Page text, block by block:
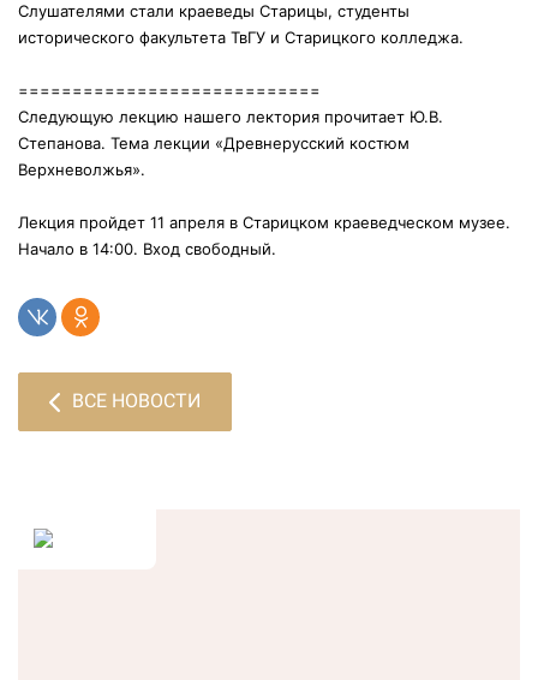
Слушателями стали краеведы Старицы, студенты
исторического факультета ТвГУ и Старицкого колледжа.
============================
Следующую лекцию нашего лектория прочитает Ю.В.
Степанова. Тема лекции «Древнерусский костюм
Верхневолжья».
Лекция пройдет 11 апреля в Старицком краеведческом музее.
Начало в 14:00. Вход свободный.
ВСЕ НОВОСТИ